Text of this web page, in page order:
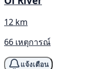
12 km
66 เหตุการณ์
แจ้งเตือน